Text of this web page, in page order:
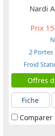
Nardi
Prix
2 Portes
Froid
Offres
Fiche
Comparer